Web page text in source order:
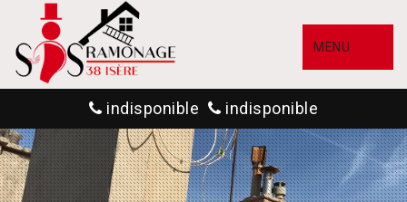
MENU
indisponible indisponible